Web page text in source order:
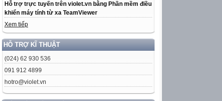
Hỗ trợ trực tuyến trên violet.vn bằng Phần mềm điều
khiển máy tính từ xa TeamViewer
Xem tiếp
HỖ TRỢ KĨ THUẬT
(024) 62 930 536
091 912 4899
hotro@violet.vn